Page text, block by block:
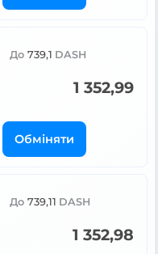
До 739,1 DASH
1 352,99
Обміняти
До 739,11 DASH
1 352,98